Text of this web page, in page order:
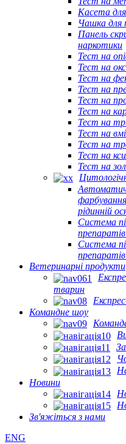
Касета
Чашка для
Панель
наркотики
Тест на
Тест на
Тест на
Тест на
Тест на
Тест на
Тест на
Тест на
Тест на
Тест на
Тест на
рідинній
Система
Система
Ветеринарні продукти
тварин
Командне шоу
Новини
Зв'яжіться з нами
ENG